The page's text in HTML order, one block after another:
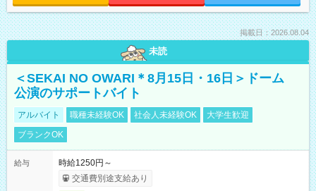
掲載日：2026.08.04
未読
＜SEKAI NO OWARI＊8月15日・16日＞ドーム
公演のサポートバイト
アルバイト 職種未経験OK 社会人未経験OK
大学生歓迎
ブランクOK
給与
時給1250円～
交通費別途支給あり